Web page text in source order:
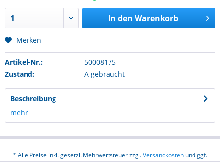
In den Warenkorb
Merken
Artikel-Nr.:
50008175
Zustand:
A gebraucht
Beschreibung
mehr
* Alle Preise inkl. gesetzl. Mehrwertsteuer zzgl.Versandkosten und ggf.